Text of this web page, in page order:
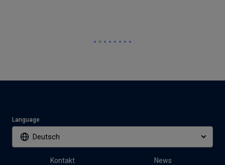
Language
Deutsch
Kontakt News